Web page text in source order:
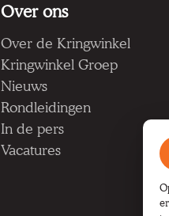
Over ons
Over de Kringwinkel
Kringwinkel Groep
Nieuws
Rondleidingen
In de pers
Vacatures